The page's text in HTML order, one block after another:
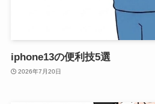
iphone13の便利技5選
2026年7月20日